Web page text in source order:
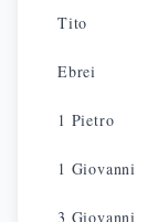
Tito
Ebrei
1 Pietro
1 Giovanni
3 Giovanni